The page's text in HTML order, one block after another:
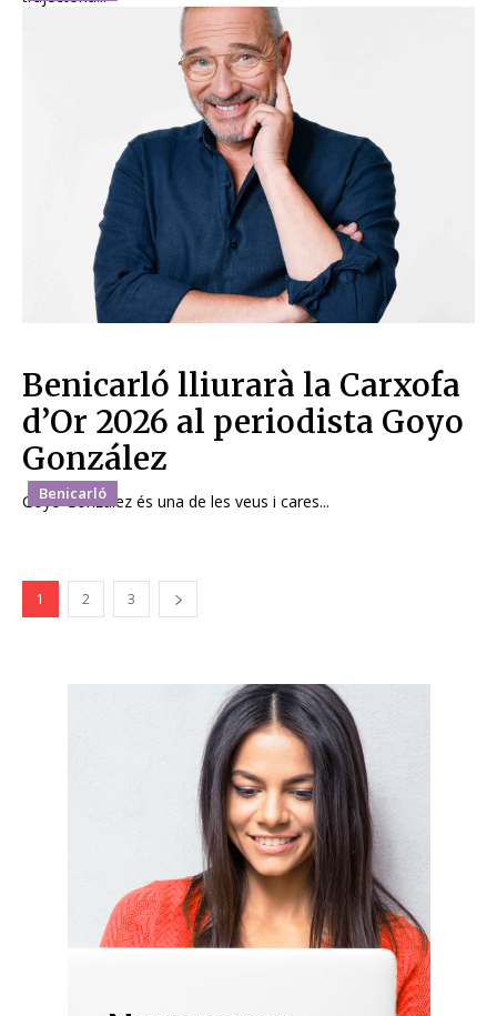
Benicarló
Benicarló lliurarà la Carxofa
d’Or 2026 al periodista Goyo
González
Goyo González és una de les veus i cares...
1 2 3